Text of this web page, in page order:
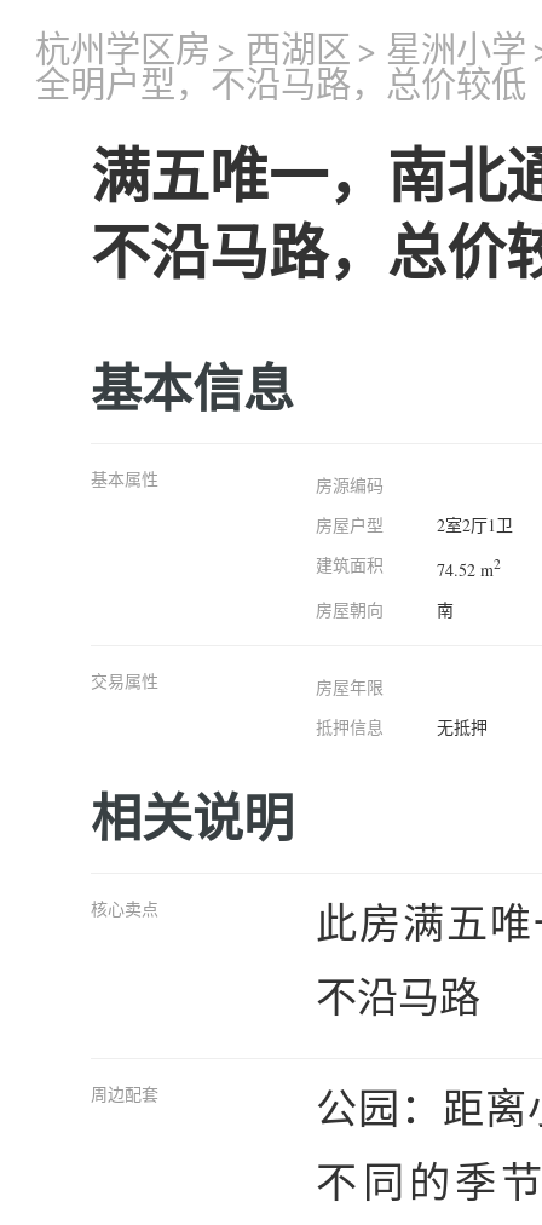
杭州学区房 > 西湖区 > 星洲小学
全明户型，不沿马路，总价较低
满五唯一，南北
不沿马路，总价
基本信息
基本属性
房源编码
房屋户型
2室2厅1卫
建筑面积
74.52 m2
房屋朝向 南
交易属性
房屋年限
抵押信息
无抵押
相关说明
核心卖点
此房满五
不沿马路
周边配套
公园：距离
不同的季